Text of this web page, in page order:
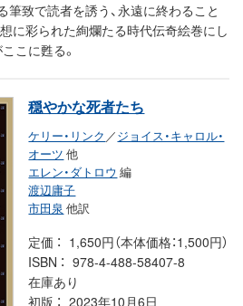
筆致で読者を誘う、永遠に終わること
に彩られた絢爛たる時代伝奇絵巻にし
こに甦る。
穏やかな死者たち
ケリー・リンク ／ジョイス・キャロル・
オーツ 他
エレン・ダトロウ 編
渡辺庸子
市田泉 他訳
定価
1,650円（本体価格：1,500円）
ISBN
978-4-488-58407-8
在庫あり
初版
2023年10月6日